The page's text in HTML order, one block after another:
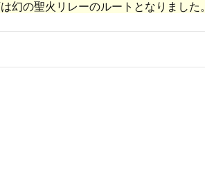
幻の聖火リレーのルートとなりました。